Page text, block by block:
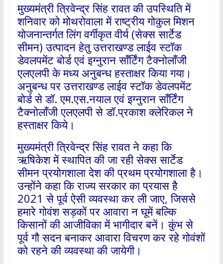
मुख्यमंत्री त्रिवेन्द्र सिंह रावत की उपस्थिति में
शनिवार को मोथरोवाला में राष्ट्रीय गोकुल मिशन
योजनान्तर्गत लिंग वर्गीकृत वीर्य (सेक्स सार्टेड
सीमन) उत्पादन हेतु उत्तराखण्ड लाईव स्टॉक
डेवलपमेंट बोर्ड एवं इग्नुरान साँर्टिंग टैक्नोलाँजी
एलएलपी के मध्य अनुबन्ध हस्ताक्षर किया गया।
अनुबन्ध पर उत्तराखण्ड लाईव स्टॉक डेवलपमेंट
बोर्ड से डॉ. एम.एस.नयाल एवं इग्नुरान साँर्टिंग
टैक्नोलाँजी एलएलपी से डॉ.प्रकाश क्लेरिकल ने
हस्ताक्षर किये।
मुख्यमंत्री त्रिवेन्द्र सिंह रावत ने कहा कि
ऋषिकेश में स्थापित की जा रही सेक्स सार्टेड
सीमन प्रयोगशाला देश की प्रथम प्रयोगशाला है।
उन्होंने कहा कि राज्य सरकार का प्रयास है
2021 से पूर्व ऐसी व्यवस्था कर ली जाए, जिससे
हमारे गोवंश सड़कों पर आवारा न घूमें बल्कि
किसानों की आजीविका में भागीदार बनें। कुंभ से
पूर्व गौ सदन बनाकर आवारा विचरण कर रहे गोवंशों
को रहने की व्यवस्था की जायेगी।